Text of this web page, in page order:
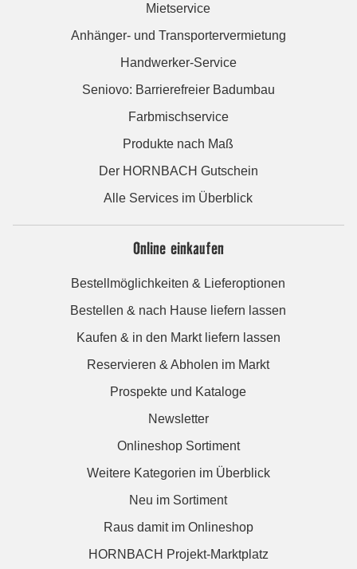
Mietservice
Anhänger- und Transportervermietung
Handwerker-Service
Seniovo: Barrierefreier Badumbau
Farbmischservice
Produkte nach Maß
Der HORNBACH Gutschein
Alle Services im Überblick
Online einkaufen
Bestellmöglichkeiten & Lieferoptionen
Bestellen & nach Hause liefern lassen
Kaufen & in den Markt liefern lassen
Reservieren & Abholen im Markt
Prospekte und Kataloge
Newsletter
Onlineshop Sortiment
Weitere Kategorien im Überblick
Neu im Sortiment
Raus damit im Onlineshop
HORNBACH Projekt-Marktplatz